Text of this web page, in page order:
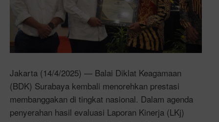
Jakarta (14/4/2025) — Balai Diklat Keagamaan
(BDK) Surabaya kembali menorehkan prestasi
membanggakan di tingkat nasional. Dalam agenda
penyerahan hasil evaluasi Laporan Kinerja (LKj)